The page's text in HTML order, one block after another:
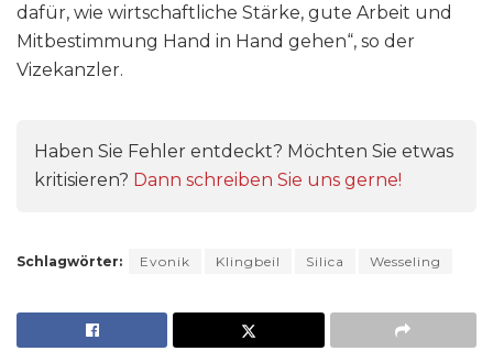
dafür, wie wirtschaftliche Stärke, gute Arbeit und
Mitbestimmung Hand in Hand gehen“, so der
Vizekanzler.
Haben Sie Fehler entdeckt? Möchten Sie etwas
kritisieren? Dann schreiben Sie uns gerne!
Schlagwörter: Evonik Klingbeil Silica Wesseling